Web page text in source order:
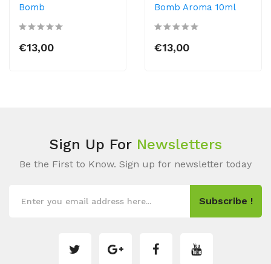
Bomb
€13,00
Bomb Aroma 10ml
€13,00
Sign Up For Newsletters
Be the First to Know. Sign up for newsletter today
Subscribe !